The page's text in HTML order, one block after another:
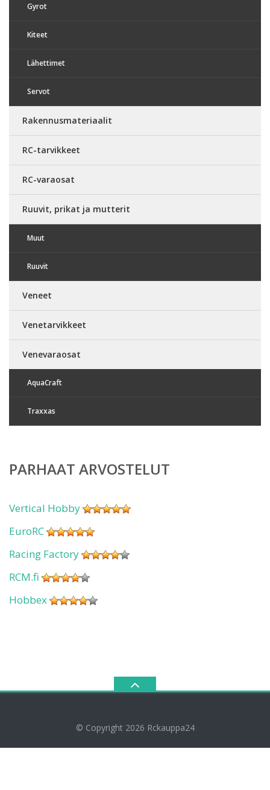
Gyrot
Kiteet
Lähettimet
Servot
Rakennusmateriaalit
RC-tarvikkeet
RC-varaosat
Ruuvit, prikat ja mutterit
Muut
Ruuvit
Veneet
Venetarvikkeet
Venevaraosat
AquaCraft
Traxxas
PARHAAT ARVOSTELUT
Vertical Hobby
EuroRC
Racing Factory
RCM.fi
Hobbex
© Copyright 2026 Rckauppa24